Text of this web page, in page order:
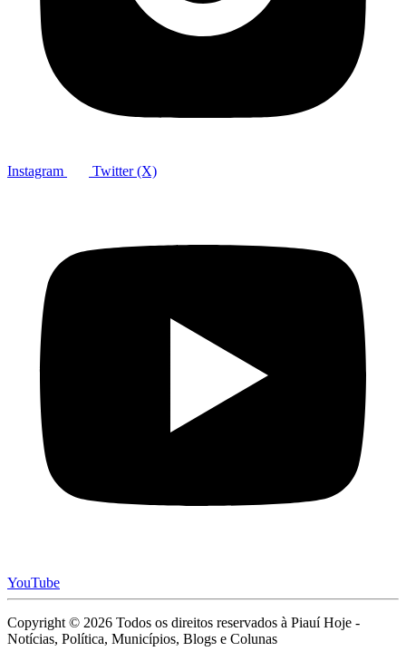
Instagram Twitter (X)
YouTube
Copyright © 2026 Todos os direitos reservados à Piauí Hoje -
Notícias, Política, Municípios, Blogs e Colunas